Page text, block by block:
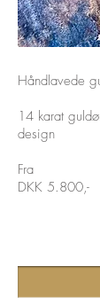
Håndlavede
14 karat
design
Fra
DKK 5.800,-